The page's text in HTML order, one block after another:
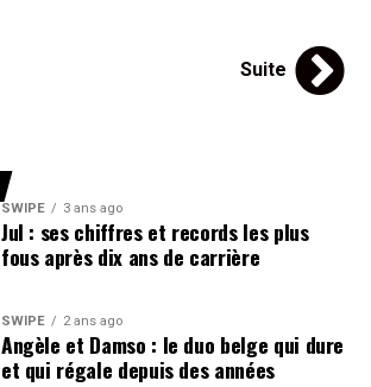
Suite
SWIPE 3 ans ago
Jul : ses chiffres et records les plus
fous après dix ans de carrière
SWIPE 2 ans ago
Angèle et Damso : le duo belge qui dure
et qui régale depuis des années